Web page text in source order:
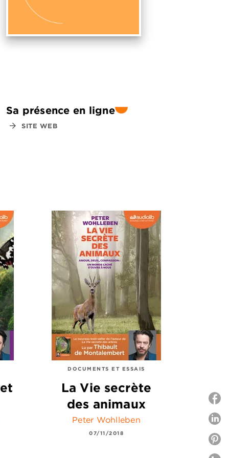
Sa présence en ligne
arrow_forward SITE WEB
DOCUMENTS ET ESSAIS
La Vie secrète
des animaux
Peter Wohlleben
07/11/2018